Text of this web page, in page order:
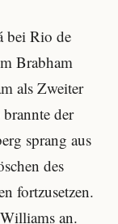
bei Rio de
Brabham
als Zweiter
der
sprang aus
des
fortzusetzen.
an.